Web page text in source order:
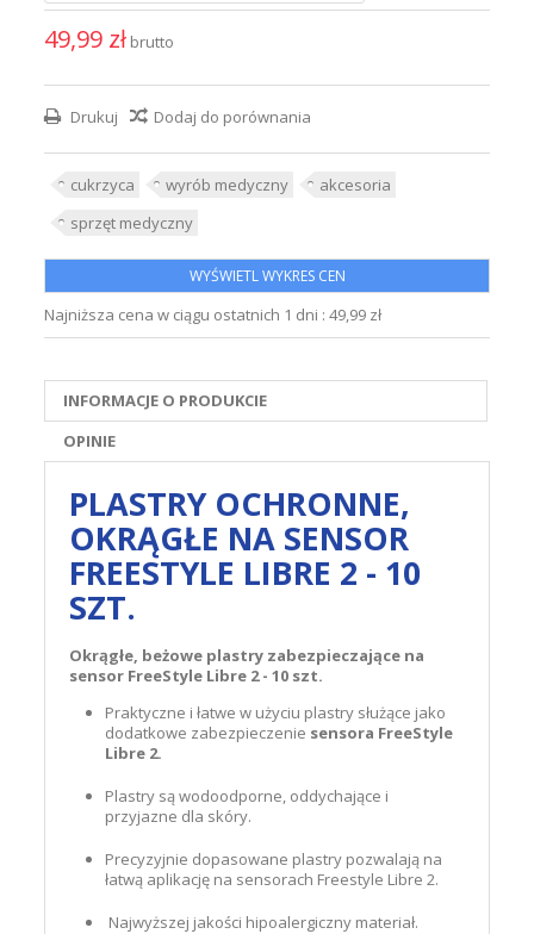
49,99 zł brutto
Drukuj Dodaj do porównania
cukrzyca wyrób medyczny
akcesoria
sprzęt medyczny
WYŚWIETL WYKRES CEN
Najniższa cena w ciągu ostatnich 1 dni : 49,99 zł
INFORMACJE O PRODUKCIE
OPINIE
PLASTRY OCHRONNE,
OKRĄGŁE NA SENSOR
FREESTYLE LIBRE 2 - 10
SZT.
Okrągłe, beżowe plastry zabezpieczające na
sensor FreeStyle Libre 2 - 10 szt.
Praktyczne i łatwe w użyciu plastry służące jako
dodatkowe zabezpieczenie sensora FreeStyle
Libre 2.
Plastry są wodoodporne, oddychające i
przyjazne dla skóry.
Precyzyjnie dopasowane plastry pozwalają na
łatwą aplikację na sensorach Freestyle Libre 2.
Najwyższej jakości hipoalergiczny materiał.